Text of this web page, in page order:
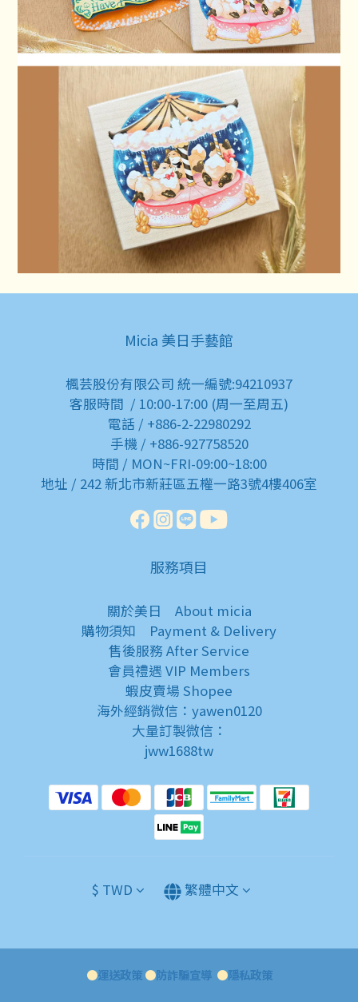
Micia 美日手藝館
楓芸股份有限公司 統一編號:94210937
客服時間 / 10:00-17:00 (周一至周五)
電話 / +886-2-22980292
手機 / +886-927758520
時間 / MON~FRI-09:00~18:00
地址 / 242 新北市新莊區五權一路3號4樓406室
服務項目
關於美日 About micia
購物須知 Payment & Delivery
售後服務 After Service
會員禮遇 VIP Members
蝦皮賣場 Shopee
海外經銷微信：yawen0120
大量訂製微信：
jww1688tw
$ TWD 繁體中文
●運送政策●防詐騙宣導●隱私政策